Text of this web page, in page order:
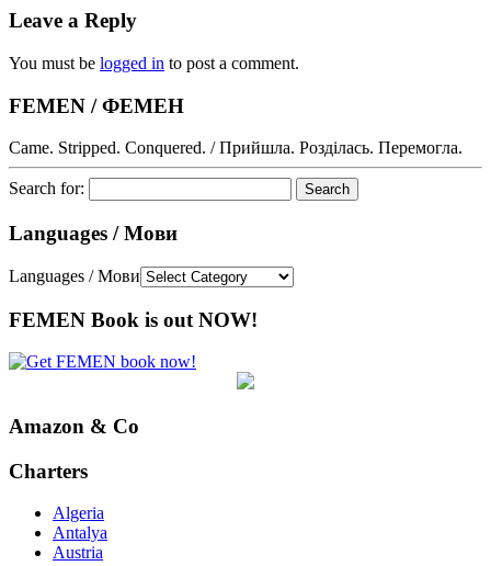
Leave a Reply
You must be logged in to post a comment.
FEMEN / ФЕМЕН
Came. Stripped. Conquered. / Прийшла. Розділась. Перемогла.
Search for:
Languages / Мови
Languages / Мови
FEMEN Book is out NOW!
Amazon & Co
Charters
Algeria
Antalya
Austria